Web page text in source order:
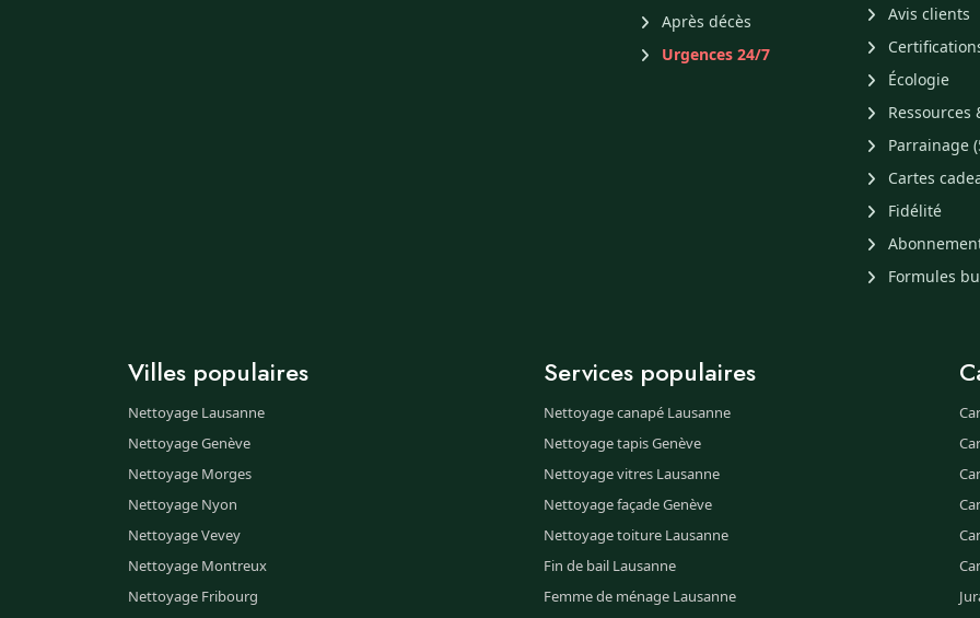
Après décès
Urgences 24/7
Avis clients
Écologie
Ressources
Parrainage
Cartes
Fidélité
Formules
Villes populaires
Nettoyage Lausanne
Nettoyage Genève
Nettoyage Morges
Nettoyage Nyon
Nettoyage Vevey
Nettoyage Montreux
Nettoyage Fribourg
Services populaires
Nettoyage canapé Lausanne
Nettoyage tapis Genève
Nettoyage vitres Lausanne
Nettoyage façade Genève
Nettoyage toiture Lausanne
Fin de bail Lausanne
Femme de ménage Lausanne